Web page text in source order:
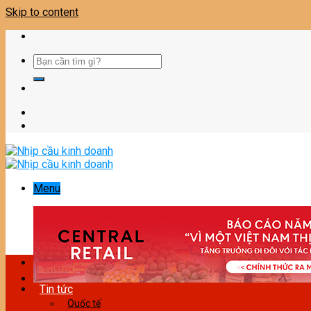
Skip to content
Menu
Tin tức
Quốc tế